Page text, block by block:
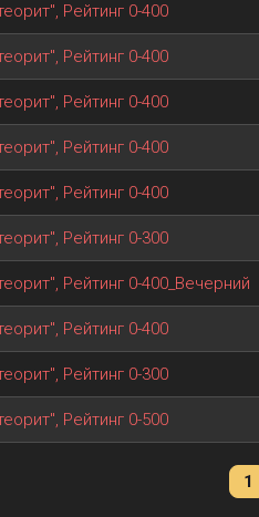
Рейтинг 0-400
Рейтинг 0-400
Рейтинг 0-400
Рейтинг 0-400
Рейтинг 0-400
Рейтинг 0-300
Рейтинг 0-400_Вечерний
Рейтинг 0-400
Рейтинг 0-300
Рейтинг 0-500
1